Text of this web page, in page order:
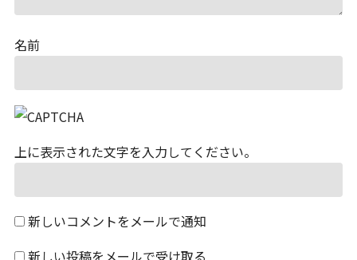
名前
上に表示された文字を入力してください。
新しいコメントをメールで通知
新しい投稿をメールで受け取る